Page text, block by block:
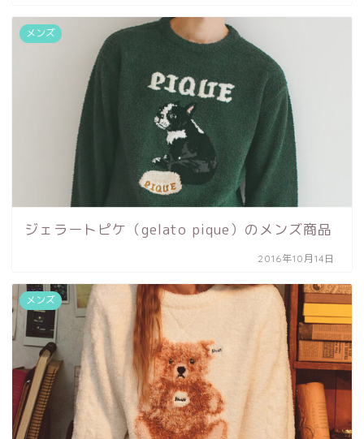
メンズ
ジェラートピケ（gelato pique）のメンズ商品
2016年10月14日
メンズ